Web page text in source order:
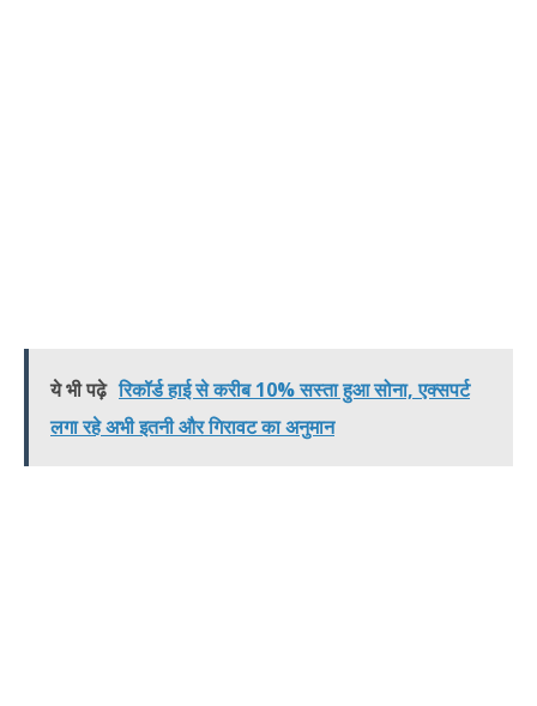
ये भी पढ़े रिकॉर्ड हाई से करीब 10% सस्ता हुआ सोना, एक्सपर्ट
लगा रहे अभी इतनी और गिरावट का अनुमान